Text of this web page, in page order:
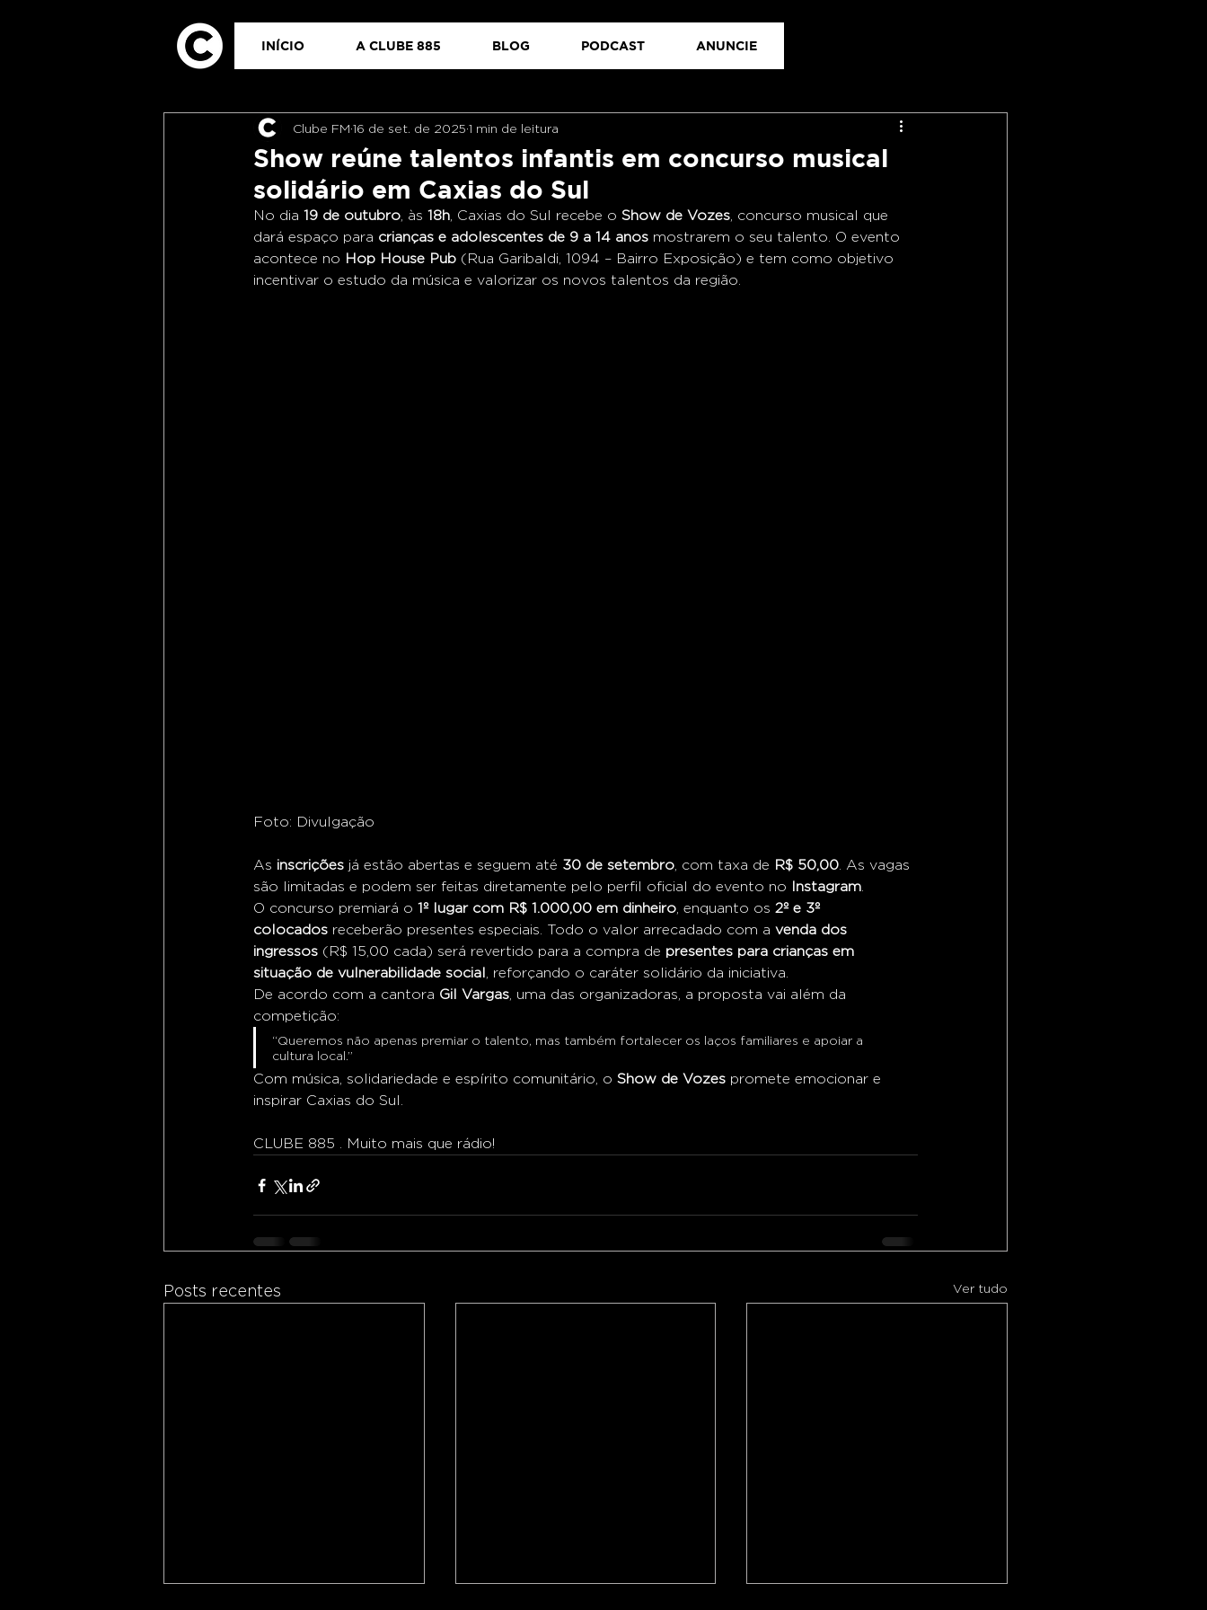
INÍCIO A CLUBE 885 BLOG PODCAST ANUNCIE
Show reúne talentos infantis em concurso musical
solidário em Caxias do Sul
Clube FM 16 de set. de 2025 1 min de leitura
No dia 19 de outubro , às 18h , Caxias do Sul recebe o Show de Vozes , concurso musical que
dará espaço para crianças e adolescentes de 9 a 14 anos mostrarem o seu talento. O evento
acontece no Hop House Pub (Rua Garibaldi, 1094 – Bairro Exposição) e tem como objetivo
incentivar o estudo da música e valorizar os novos talentos da região.
Foto: Divulgação
As inscrições já estão abertas e seguem até 30 de setembro , com taxa de R$ 50,00 . As vagas
são limitadas e podem ser feitas diretamente pelo perfil oficial do evento no Instagram
O concurso premiará o 1º lugar com R$ 1.000,00 em dinheiro , enquanto os 2º e 3º
colocados receberão presentes especiais. Todo o valor arrecadado com a venda dos
ingressos (R$ 15,00 cada) será revertido para a compra de presentes para crianças em
situação de vulnerabilidade social , reforçando o caráter solidário da iniciativa.
De acordo com a cantora Gil Vargas , uma das organizadoras, a proposta vai além da
competição:
“Queremos não apenas premiar o talento, mas também fortalecer os laços familiares e apoiar a
cultura local.”
Com música, solidariedade e espírito comunitário, o Show de Vozes promete emocionar e
inspirar Caxias do Sul.
CLUBE 885 . Muito mais que rádio!
Posts recentes Ver tudo